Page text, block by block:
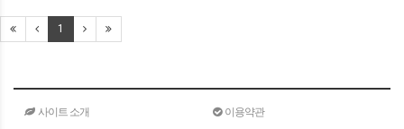
1
사이트 소개
이용약관